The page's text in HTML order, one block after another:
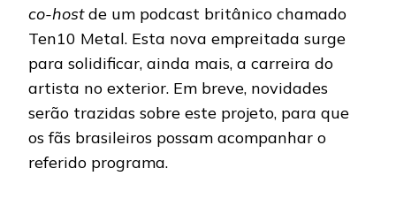
co-hostde um podcast britânico chamado
Ten10 Metal. Esta nova empreitada surge
para solidificar, ainda mais, a carreira do
artista no exterior. Em breve, novidades
serão trazidas sobre este projeto, para que
os fãs brasileiros possam acompanhar o
referido programa.